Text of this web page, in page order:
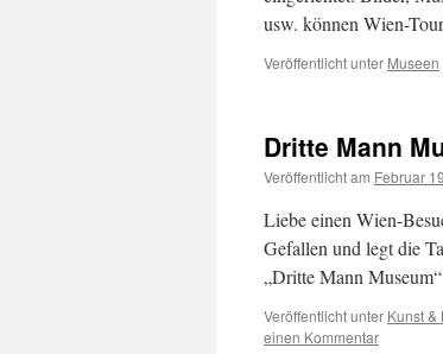
usw. können Wien-
Veröffentlicht unter Museen
Dritte Mann
Veröffentlicht am Februar
Liebe einen Wien-
Gefallen und legt die
„Dritte Mann
Veröffentlicht unter Kunst &
einen Kommentar